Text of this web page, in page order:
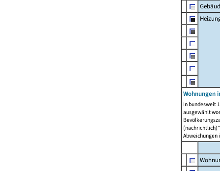
Wohnungen
In bundesweit
ausgewählt
Abweichungen